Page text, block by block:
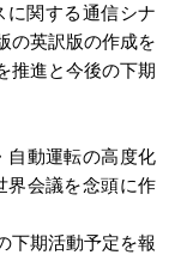
関する通信シナ
の英訳版の作成を
進と今後の下期
動運転の高度化
界会議を念頭に作
期活動予定を報